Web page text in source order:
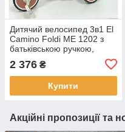
Дитячий велосипед 3в1 El
Camino Foldi ME 1202 з
батьківською ручкою,
колеса EVA 8"
2 376 ₴
Купити
Акційні пропозиції та